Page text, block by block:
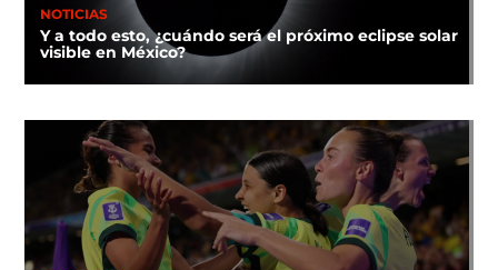
NOTICIAS
Y a todo esto, ¿cuándo será el próximo eclipse solar
visible en México?